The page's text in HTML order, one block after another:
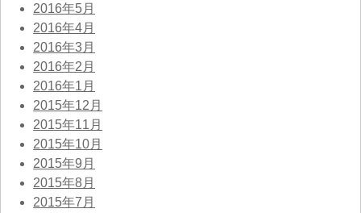
2016年5月
2016年4月
2016年3月
2016年2月
2016年1月
2015年12月
2015年11月
2015年10月
2015年9月
2015年8月
2015年7月